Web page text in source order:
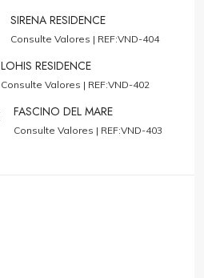
SIRENA RESIDENCE
Consulte Valores | REF:VND-404
LOHIS RESIDENCE
Consulte Valores | REF:VND-402
FASCINO DEL MARE
Consulte Valores | REF:VND-403